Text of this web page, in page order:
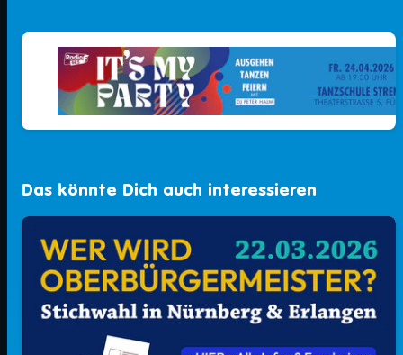
Das könnte Dich auch interessieren